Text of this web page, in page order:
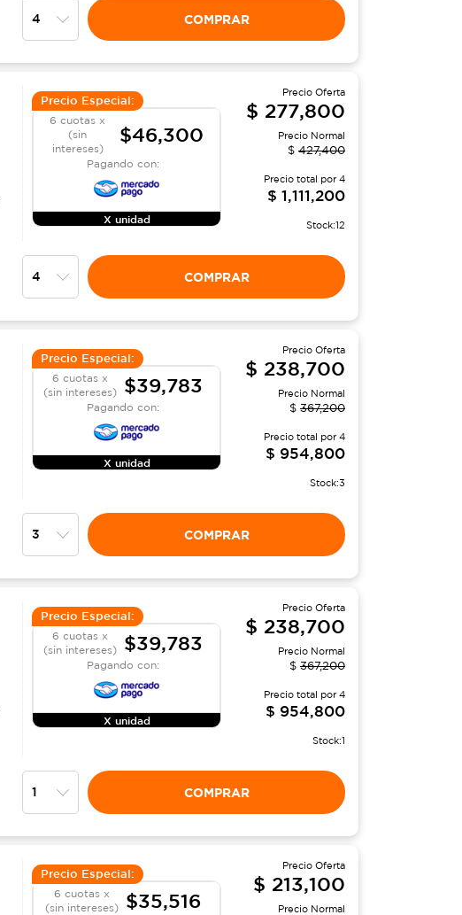
COMPRAR
Precio Especial:
6 cuotas x
(sin
intereses)
$46,300
Pagando con:
X unidad
Precio Oferta
$ 277,800
Precio Normal
$ 427,400
Precio total por4
$ 1,111,200
Stock:12
COMPRAR
Precio Especial:
6 cuotas x
(sin intereses)
$39,783
Pagando con:
X unidad
Precio Oferta
$ 238,700
Precio Normal
$ 367,200
Precio total por4
$ 954,800
Stock:3
COMPRAR
Precio Especial:
6 cuotas x
(sin intereses)
$39,783
Pagando con:
X unidad
Precio Oferta
$ 238,700
Precio Normal
$ 367,200
Precio total por4
$ 954,800
Stock:1
COMPRAR
Precio Especial:
6 cuotas x
(sin intereses)
$35,516
Precio Oferta
$ 213,100
Precio Normal